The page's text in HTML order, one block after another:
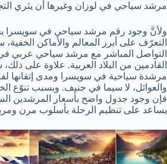
مرشد سياحي في لوزان وغيرها أن يثري
ولأنَّ وجود رقم مرشد سياحي في سويسرا
التعرّف على أبرز المعالم والأماكن
التواصل المباشر مع مرشد سياحي عربي في
القادمين من البلاد العربية. علاوة على
مرشدة سياحية في سويسرا ومدى إتقانها
والعوائل، لا سيما في جنيف. وبسبب تنوّع
فإن وجود جدول واضح بأسعار المرشدين
يساعد على تنظيم الرحلة بأسلوب مرن